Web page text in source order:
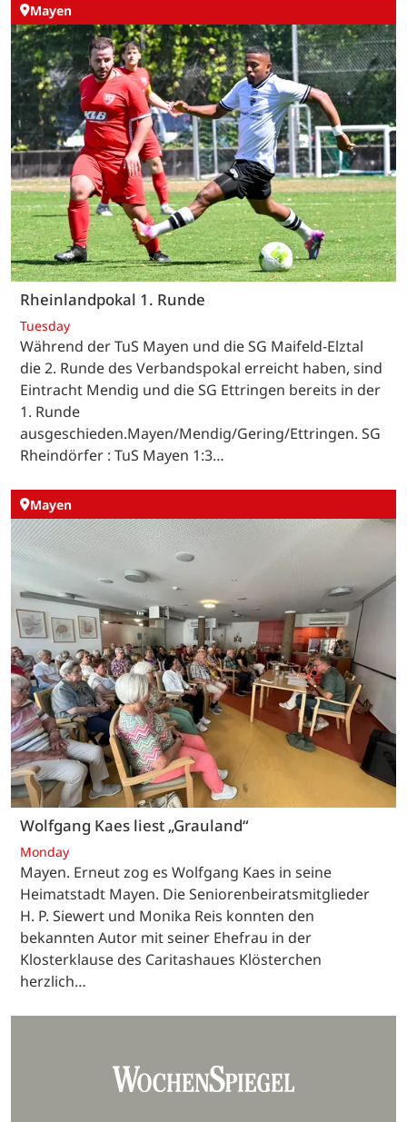
Mayen
Rheinlandpokal 1. Runde
Tuesday
Während der TuS Mayen und die SG Maifeld-Elztal
die 2. Runde des Verbandspokal erreicht haben, sind
Eintracht Mendig und die SG Ettringen bereits in der
1. Runde
ausgeschieden.Mayen/Mendig/Gering/Ettringen. SG
Rheindörfer : TuS Mayen 1:3…
Mayen
Wolfgang Kaes liest „Grauland“
Monday
Mayen. Erneut zog es Wolfgang Kaes in seine
Heimatstadt Mayen. Die Seniorenbeiratsmitglieder
H. P. Siewert und Monika Reis konnten den
bekannten Autor mit seiner Ehefrau in der
Klosterklause des Caritashaues Klösterchen
herzlich…